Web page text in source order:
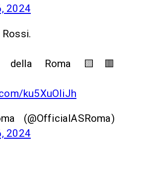
2024
Rossi.
della Roma 🟨🟥
ku5XuOIiJh
(@OfficialASRoma)
2024